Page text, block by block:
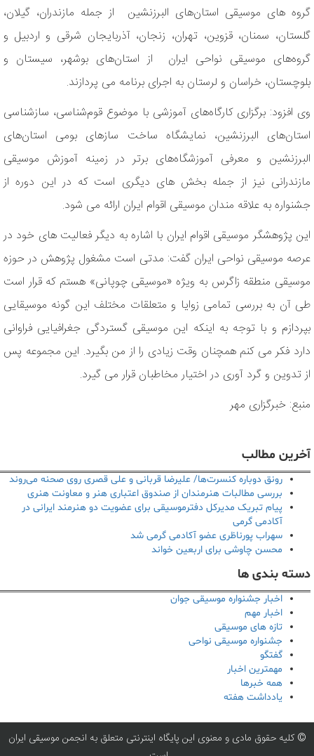
گروه های موسیقی استان‌های البرزنشین از جمله مازندران، گیلان،
گلستان، سمنان، قزوین، تهران، زنجان، آذربایجان شرقی و اردبیل و
گروه‌های موسیقی نواحی ایران از استان‌های بوشهر، سیستان و
بلوچستان، خراسان و لرستان به اجرای برنامه می پردازند.
وی افزود: برگزاری کارگاه‌های آموزشی با موضوع قوم‌شناسی، سازشناسی
استان‌های البرزنشین، نمایشگاه ساخت سازهای بومی استان‌های
البرزنشین و معرفی آموزشگاه‌های برتر در زمینه آموزش موسیقی
مازندرانی نیز از جمله بخش های دیگری است که در این دوره از
جشنواره به علاقه مندان موسیقی اقوام ایران ارائه می شود.
این پژوهشگر موسیقی اقوام ایران با اشاره به دیگر فعالیت های خود در
عرصه موسیقی نواحی ایران گفت: مدتی است مشغول پژوهش در حوزه
موسیقی منطقه زاگرس به ویژه «موسیقی چوپانی» هستم که قرار است
طی آن به بررسی تمامی زوایا و متعلقات مختلف این گونه موسیقایی
بپردازم و با توجه به اینکه این موسیقی گستردگی جغرافیایی فراوانی
دارد فکر می کنم همچنان وقت زیادی را از من بگیرد. این مجموعه پس
از تدوین و گرد آوری در اختیار مخاطبان قرار می گیرد.
منبع: خبرگزاری مهر
آخرین مطالب
رونق دوباره کنسرت‌ها/ علیرضا قربانی و علی قصری روی صحنه می‌روند
بررسی مطالبات هنرمندان از صندوق اعتباری هنر و معاونت هنری
پیام تبریک مدیرکل دفترموسیقی برای عضویت دو هنرمند ایرانی در
آکادمی گرمی
سهراب پورناظری عضو آکادمی گرمی شد
محسن چاوشی برای اربعین خواند
دسته بندی ها
اخبار جشنواره موسیقی جوان
اخبار مهم
تازه های موسیقی
جشنواره موسیقی نواحی
گفتگو
مهمترین اخبار
همه خبرها
یادداشت هفته
© کلیه حقوق مادی و معنوی این پایگاه اینترنتی متعلق به انجمن موسیقی ایران